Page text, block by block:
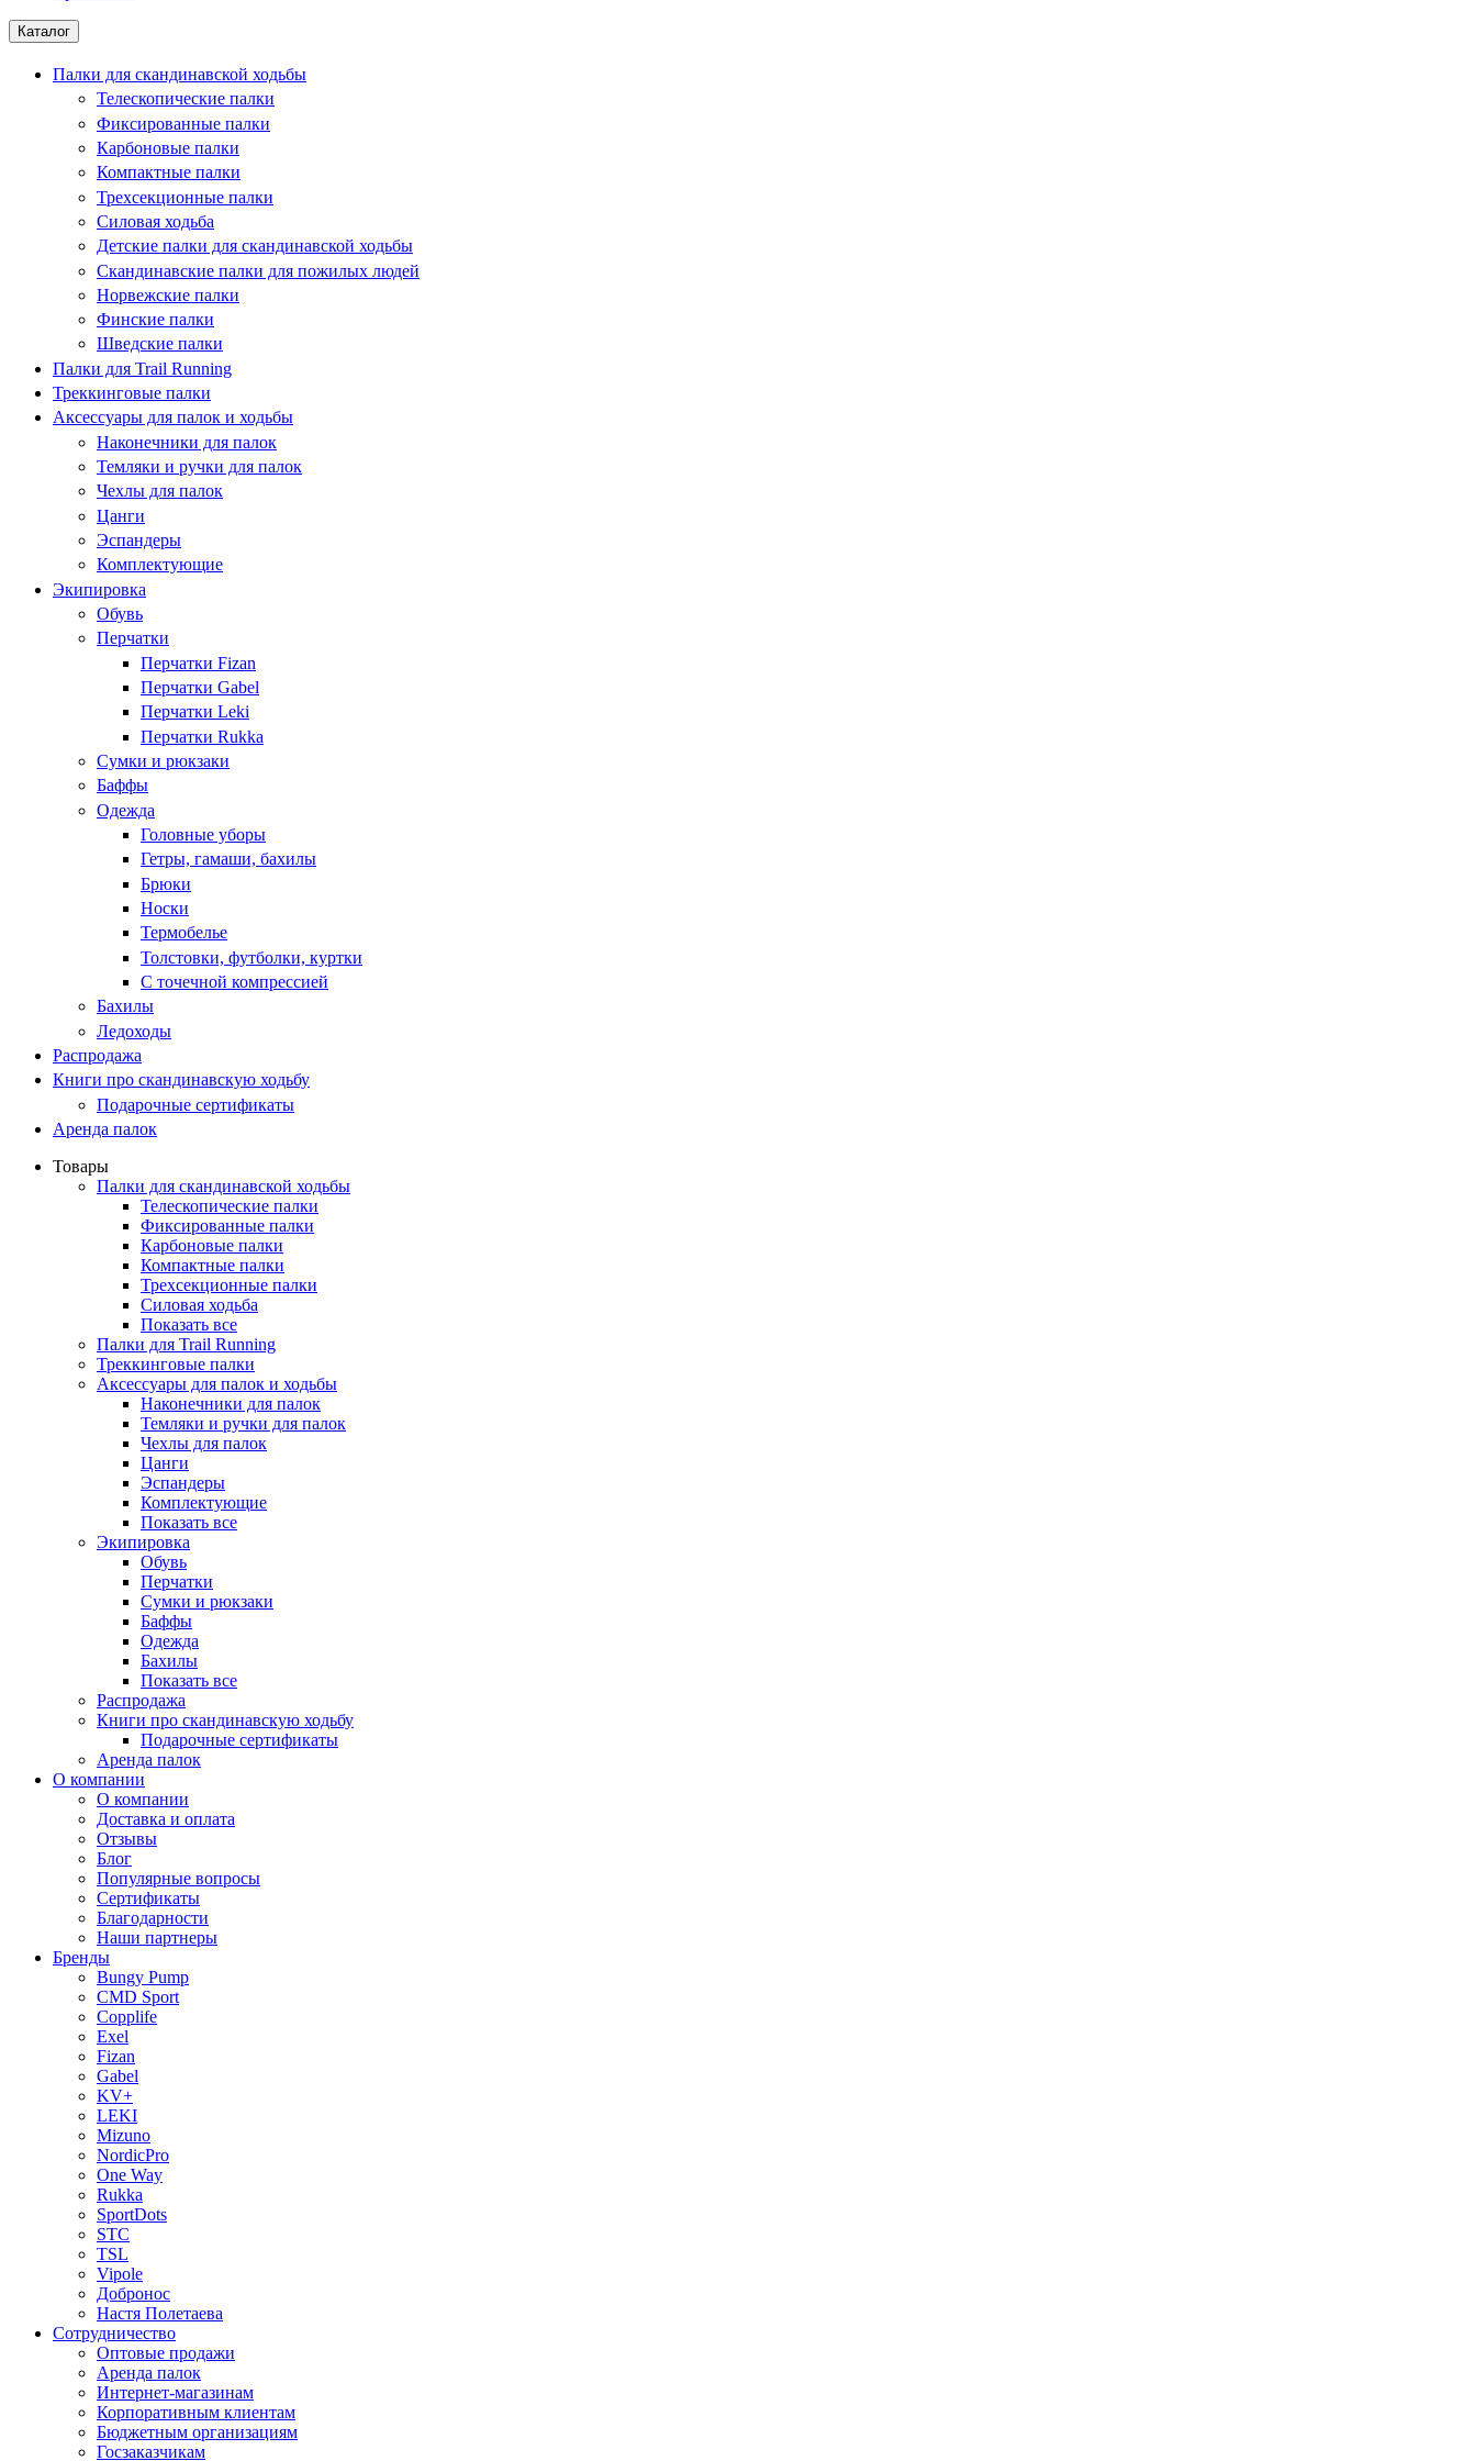
Каталог
Палки для скандинавской ходьбы
Телескопические палки
Фиксированные палки
Карбоновые палки
Компактные палки
Трехсекционные палки
Силовая ходьба
Детские палки для скандинавской ходьбы
Скандинавские палки для пожилых людей
Норвежские палки
Финские палки
Шведские палки
Палки для Trail Running
Треккинговые палки
Аксессуары для палок и ходьбы
Наконечники для палок
Темляки и ручки для палок
Чехлы для палок
Цанги
Эспандеры
Комплектующие
Экипировка
Обувь
Перчатки
Перчатки Fizan
Перчатки Gabel
Перчатки Leki
Перчатки Rukka
Сумки и рюкзаки
Баффы
Одежда
Головные уборы
Гетры, гамаши, бахилы
Брюки
Носки
Термобелье
Толстовки, футболки, куртки
С точечной компрессией
Бахилы
Ледоходы
Распродажа
Книги про скандинавскую ходьбу
Подарочные сертификаты
Аренда палок
Товары
Палки для скандинавской ходьбы
Телескопические палки
Фиксированные палки
Карбоновые палки
Компактные палки
Трехсекционные палки
Силовая ходьба
Показать все
Палки для Trail Running
Треккинговые палки
Аксессуары для палок и ходьбы
Наконечники для палок
Темляки и ручки для палок
Чехлы для палок
Цанги
Эспандеры
Комплектующие
Показать все
Экипировка
Обувь
Перчатки
Сумки и рюкзаки
Баффы
Одежда
Бахилы
Показать все
Распродажа
Книги про скандинавскую ходьбу
Подарочные сертификаты
Аренда палок
О компании
О компании
Доставка и оплата
Отзывы
Блог
Популярные вопросы
Сертификаты
Благодарности
Наши партнеры
Бренды
Bungy Pump
CMD Sport
Copplife
Exel
Fizan
Gabel
KV+
LEKI
Mizuno
NordicPro
One Way
Rukka
SportDots
STC
TSL
Vipole
Добронос
Настя Полетаева
Сотрудничество
Оптовые продажи
Аренда палок
Интернет-магазинам
Корпоративным клиентам
Бюджетным организациям
Госзаказчикам